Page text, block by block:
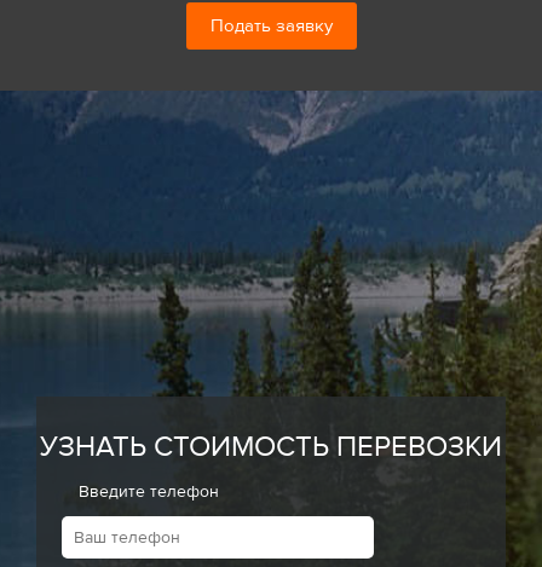
Подать заявку
УЗНАТЬ СТОИМОСТЬ ПЕРЕВОЗКИ
Введите телефон